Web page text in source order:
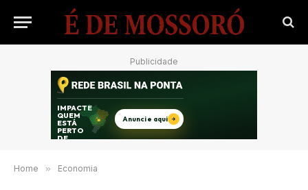
Publicidade
Home » Economia